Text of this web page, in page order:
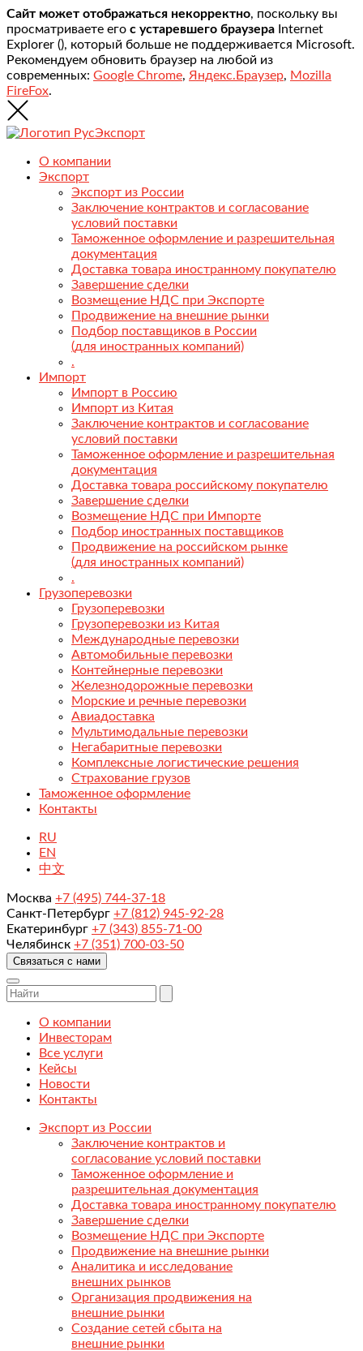
Сайт может отображаться некорректно, поскольку вы
просматриваете его с устаревшего браузера Internet
Explorer (), который больше не поддерживается Microsoft.
Рекомендуем обновить браузер на любой из
современных: Google Chrome, Яндекс.Браузер, Mozilla
FireFox.
О компании
Экспорт
Экспорт из России
Заключение контрактов и согласование
условий поставки
Таможенное оформление и разрешительная
документация
Доставка товара иностранному покупателю
Завершение сделки
Возмещение НДС при Экспорте
Продвижение на внешние рынки
Подбор поставщиков в России
(для иностранных компаний)
.
Импорт
Импорт в Россию
Импорт из Китая
Заключение контрактов и согласование
условий поставки
Таможенное оформление и разрешительная
документация
Доставка товара российскому покупателю
Завершение сделки
Возмещение НДС при Импорте
Подбор иностранных поставщиков
Продвижение на российском рынке
(для иностранных компаний)
.
Грузоперевозки
Грузоперевозки
Грузоперевозки из Китая
Международные перевозки
Автомобильные перевозки
Контейнерные перевозки
Железнодорожные перевозки
Морские и речные перевозки
Авиадоставка
Мультимодальные перевозки
Негабаритные перевозки
Комплексные логистические решения
Страхование грузов
Таможенное оформление
Контакты
RU
EN
中文
Москва +7 (495) 744-37-18
Санкт-Петербург +7 (812) 945-92-28
Екатеринбург +7 (343) 855-71-00
Челябинск +7 (351) 700-03-50
Связаться с нами
О компании
Инвесторам
Все услуги
Кейсы
Новости
Контакты
Экспорт из России
Заключение контрактов и
согласование условий поставки
Таможенное оформление и
разрешительная документация
Доставка товара иностранному покупателю
Завершение сделки
Возмещение НДС при Экспорте
Продвижение на внешние рынки
Аналитика и исследование
внешних рынков
Организация продвижения на
внешние рынки
Создание сетей сбыта на
внешние рынки